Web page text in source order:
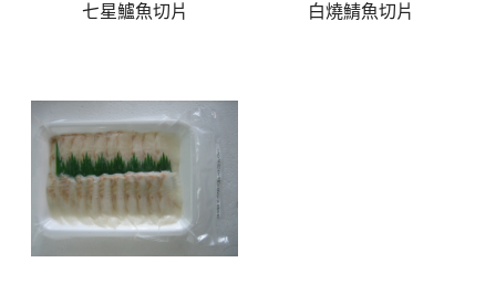
七星鱸魚切片 白燒鯖魚切片